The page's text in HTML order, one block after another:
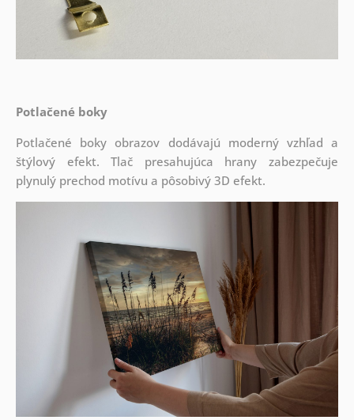
Potlačené boky
Potlačené boky obrazov dodávajú moderný vzhľad a
štýlový efekt. Tlač presahujúca hrany zabezpečuje
plynulý prechod motívu a pôsobivý 3D efekt.